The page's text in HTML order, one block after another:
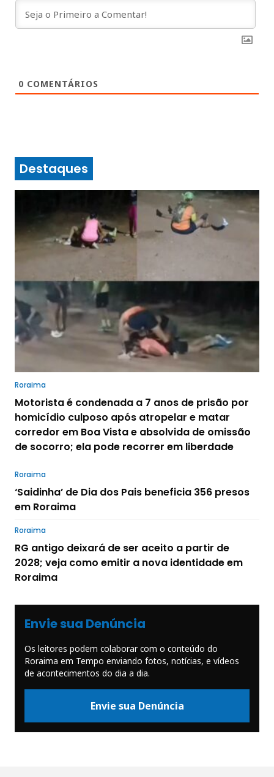
0 COMENTÁRIOS
Destaques
Roraima
Motorista é condenada a 7 anos de prisão por
homicídio culposo após atropelar e matar
corredor em Boa Vista e absolvida de omissão
de socorro; ela pode recorrer em liberdade
Roraima
‘Saidinha’ de Dia dos Pais beneficia 356 presos
em Roraima
Roraima
RG antigo deixará de ser aceito a partir de
2028; veja como emitir a nova identidade em
Roraima
Envie sua Denúncia
Os leitores podem colaborar com o conteúdo do
Roraima em Tempo enviando fotos, notícias, e vídeos
de acontecimentos do dia a dia.
Envie sua Denúncia